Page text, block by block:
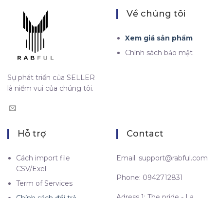
Sự phát triển của SELLER
là niềm vui của chúng tôi.
Về chúng tôi
Xem giá sản phẩm
Chính sách bảo mật
Hỗ trợ
Cách import file
CSV/Exel
Term of Services
Contact
Email: support@rabful.com
Phone: 0942712831